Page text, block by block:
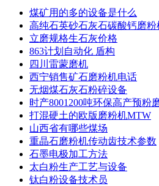
煤矿用的多的设备是什么
高纯石英砂石灰石碳酸钙磨
立磨规格生石灰价格
863计划自动化 盾构
四川雷蒙磨机
西宁销售矿石磨粉机电话
无烟煤石灰石粉碎设备
时产8001200吨环保高产预粉
打混硬土的欧版磨粉机MTW
山西省有哪些煤场
重晶石磨粉机传动齿技术参数
石墨电极加工方法
太白粉生产工艺与设备
钛白粉设备技术员